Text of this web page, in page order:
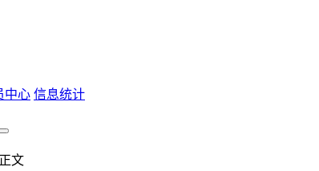
中心 信息统计
文